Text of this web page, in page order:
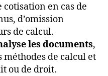
cotisation en cas de
d’omission
de calcul.
les documents,
méthodes de calcul et
ou de droit.